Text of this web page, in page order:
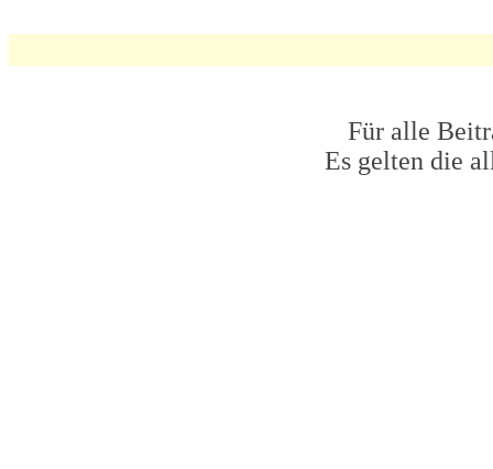
Für alle
Es gelten die